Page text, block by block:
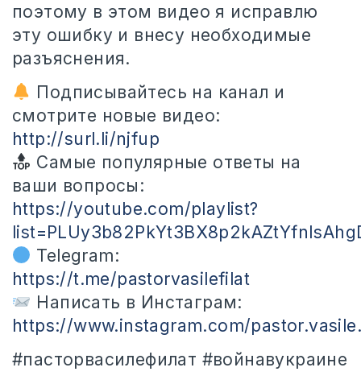
поэтому в этом видео я исправлю
эту ошибку и внесу необходимые
разъяснения.
Подписывайтесь на канал и
смотрите новые видео:
http://surl.li/njfup
Самые популярные ответы на
ваши вопросы:
https://youtube.com/playlist?
Telegram:
https://t.me/pastorvasilefilat
Написать в Инстаграм:
https://www.instagram.com/
#пасторвасилефилат #войнавукраине